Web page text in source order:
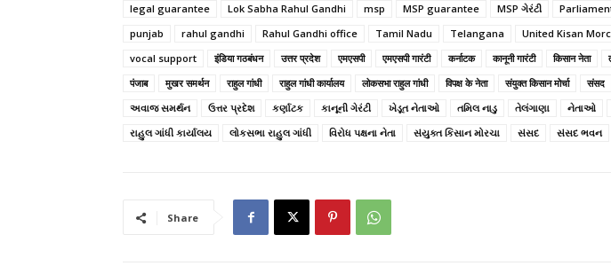
legal guarantee
Lok Sabha Rahul Gandhi msp MSP guarantee MSP ગેરંટી
punjab
rahul gandhi Rahul Gandhi office Tamil Nadu Telangana United Kisan
vocal support
इंडिया गठबंधन उत्तर प्रदेश एमएसपी एमएसपी गारंटी कर्नाटक कानूनी गारंटी किसान नेता
पंजाब
मुखर समर्थन राहुल गांधी राहुल गांधी कार्यालय लोकसभा राहुल गांधी विपक्ष के नेता संयुक्त किसान मोर्चा संसद
અવાજ સમર્થન
ઉત્તર પ્રદેશ કર્ણાટક કાનૂની ગેરંટી ખેડૂત નેતાઓ તમિલ નાડુ તેલંગાણા નેતાઓ
રાહુલ ગાંધી કાર્યાલય
લોકસભા રાહુલ ગાંધી વિરોધ પક્ષના નેતા સંયુક્ત કિસાન મોરચા સંસદ સંસદ ભવન
Share